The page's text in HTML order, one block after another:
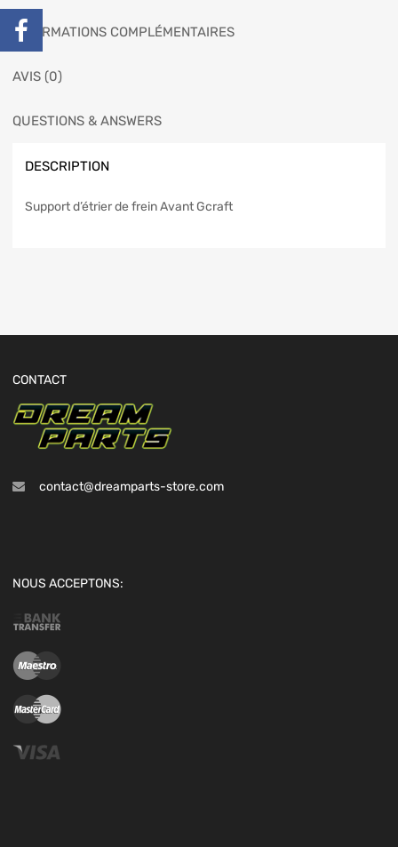
INFORMATIONS COMPLÉMENTAIRES
AVIS (0)
QUESTIONS & ANSWERS
DESCRIPTION
Support d’étrier de frein Avant Gcraft
CONTACT
contact@dreamparts-store.com
NOUS ACCEPTONS: